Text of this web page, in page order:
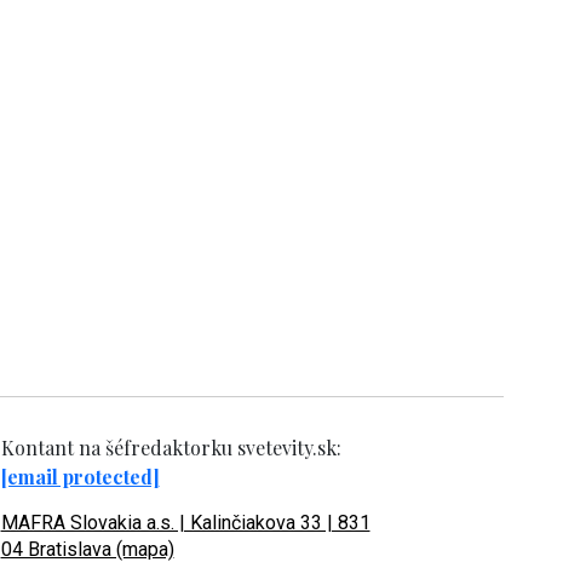
Kontant na šéfredaktorku svetevity.sk:
[email protected]
MAFRA Slovakia a.s. | Kalinčiakova 33 | 831
04 Bratislava (mapa)